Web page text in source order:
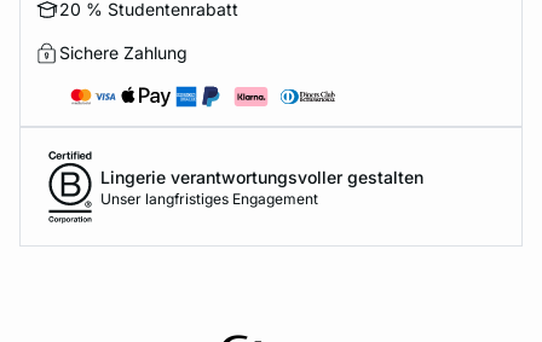
20 % Studentenrabatt
Sichere Zahlung
Lingerie verantwortungsvoller gestalten
Unser langfristiges Engagement